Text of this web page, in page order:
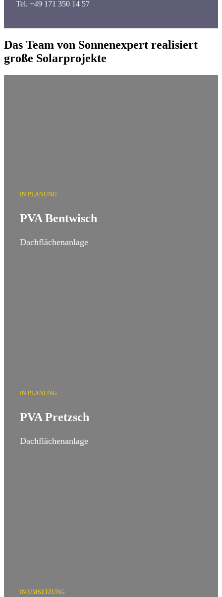
Tel. +49 171 350 14 57
Das Team von Sonnenexpert realisiert
große Solarprojekte
IN PLANUNG
PVA Bentwisch
Dachflächenanlage
IN PLANUNG
PVA Pretzsch
Dachflächenanlage
IN UMSETZUNG